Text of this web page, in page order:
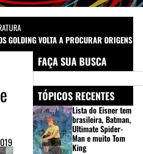
GOLDING VOLTA A PROCURAR ORIGENS
FAÇA SUA BUSCA
TÓPICOS RECENTES
Lista do Eisner tem
brasileira, Batman,
Ultimate Spider-
Man e muito Tom
King